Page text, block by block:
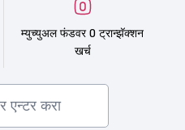
म्युच्युअल फंडवर 0 ट्रान्झॅक्शन
खर्च